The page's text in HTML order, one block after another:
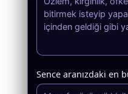
Sence aranızdaki en